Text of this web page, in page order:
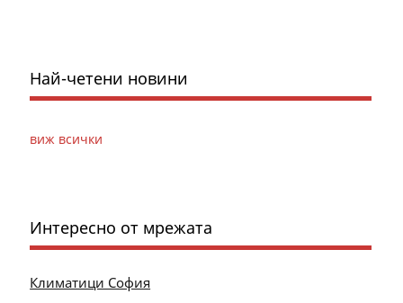
Най-четени новини
виж всички
Интересно от мрежата
Климатици София